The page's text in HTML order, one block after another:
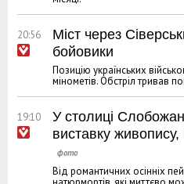
20:56
Міст через
бойовики
Позицію українських
мінометів. Обстріл тривав
19:10
У столиці
виставку живопису,
Від романтичних осінніх